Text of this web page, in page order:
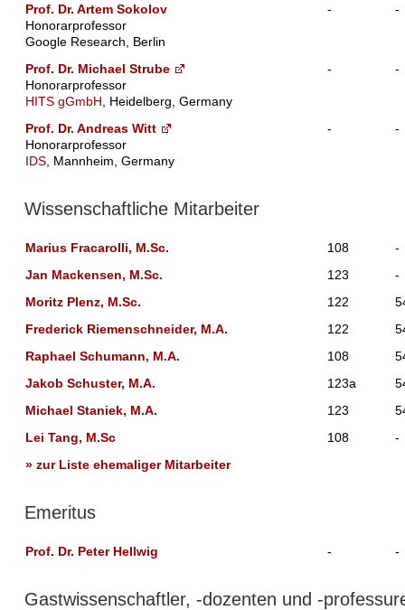
Prof. Dr. Artem Sokolov
Honorarprofessor
Google Research, Berlin
- -
Prof. Dr. Michael Strube
Honorarprofessor
HITS gGmbH , Heidelberg, Germany
- -
Prof. Dr. Andreas Witt
Honorarprofessor
IDS , Mannheim, Germany
- -
Wissenschaftliche Mitarbeiter
Marius Fracarolli, M.Sc. 108
-
Jan Mackensen, M.Sc.
123
-
Moritz Plenz, M.Sc.
122
Frederick Riemenschneider, M.A.
122
Raphael Schumann, M.A.
108
Jakob Schuster, M.A.
123a
Michael Staniek, M.A.
123
Lei Tang, M.Sc
108
-
» zur Liste ehemaliger Mitarbeiter
Emeritus
Prof. Dr. Peter Hellwig - -
Gastwissenschaftler, -dozenten und -